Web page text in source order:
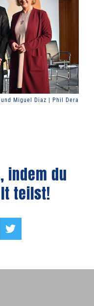
Miguel Diaz | Phil Dera
indem du
teilst!